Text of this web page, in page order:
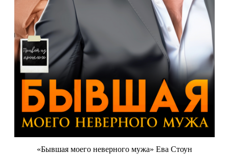
«Бывшая моего неверного мужа» Ева Стоун